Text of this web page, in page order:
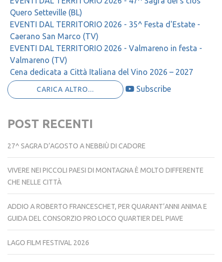
Quero Setteville (BL)
EVENTI DAL TERRITORIO 2026 - 35^ Festa d'Estate -
Caerano San Marco (TV)
EVENTI DAL TERRITORIO 2026 - Valmareno in festa -
Valmareno (TV)
Cena dedicata a Città Italiana del Vino 2026 – 2027
CARICA ALTRO... Subscribe
POST RECENTI
27^ SAGRA D’AGOSTO A NEBBIÙ DI CADORE
VIVERE NEI PICCOLI PAESI DI MONTAGNA È MOLTO DIFFERENTE
CHE NELLE CITTÀ
ADDIO A ROBERTO FRANCESCHET, PER QUARANT’ANNI ANIMA E
GUIDA DEL CONSORZIO PRO LOCO QUARTIER DEL PIAVE
LAGO FILM FESTIVAL 2026